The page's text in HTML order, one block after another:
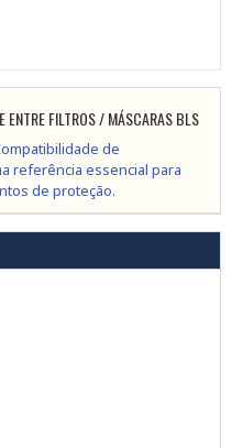
ENTRE FILTROS / MÁSCARAS BLS
de
referência essencial para
de proteção.